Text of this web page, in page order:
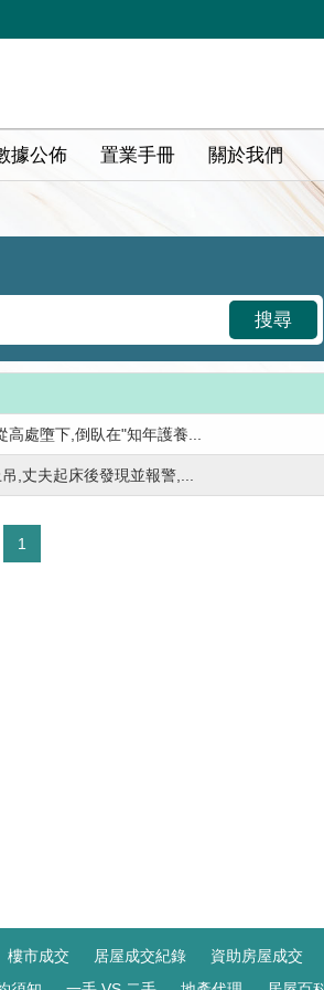
據公佈 置業手冊 關於我們
搜尋
處墮下,倒臥在"知年護養...
,丈夫起床後發現並報警,...
1
樓市成交 居屋成交紀錄 資助房屋成交